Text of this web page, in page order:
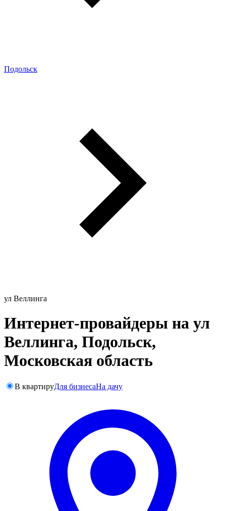
Подольск
ул Веллинга
Интернет-провайдеры на ул
Веллинга, Подольск,
Московская область
В квартируДля бизнесаНа дачу